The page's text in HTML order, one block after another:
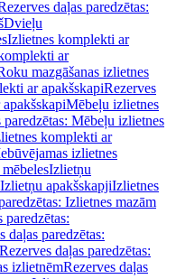
daļas paredzētas:
Dvieļu
Izlietnes komplekti ar
ar
mazgāšanas izlietnes
ar apakšskapiRezerves
Mēbeļu izlietnes
paredzētas: Mēbeļu izlietnes
komplekti ar
izlietnes
Izlietņu
apakšskapjiIzlietnes
Izlietnes mazām
paredzētas:
daļas paredzētas:
Rezerves daļas paredzētas:
izlietnēmRezerves daļas